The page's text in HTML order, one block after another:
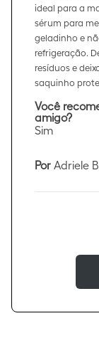
ideal para a
sérum para
geladinho e
refrigeração.
resíduos e
saquinho
Você
amigo?
Sim
Por Adriele